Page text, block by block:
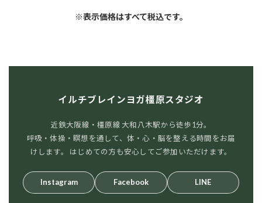
※表示価格はすべて税込です。
イルチブレインヨガ橿原スタジオ
近鉄大阪線・橿原線 大和八木駅から徒歩1分。
呼吸・体操・瞑想を通して、体・心・脳を整える時間をお届
けします。 はじめての方も安心してご参加いただけます。
Instagram Facebook LINE